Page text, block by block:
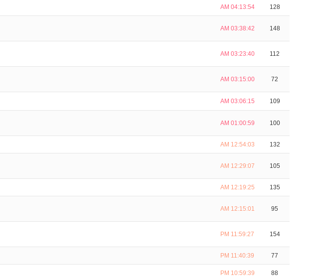
AM 04:13:54 128
AM 03:38:42 148
AM 03:23:40 112
AM 03:15:00 72
AM 03:06:15 109
AM 01:00:59 100
AM 12:54:03 132
AM 12:29:07 105
AM 12:19:25 135
AM 12:15:01 95
PM 11:59:27 154
PM 11:40:39 77
PM 10:59:39 88